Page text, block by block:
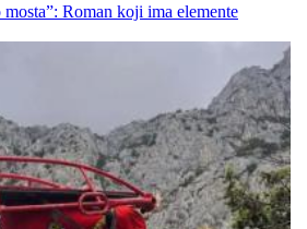
Roman koji ima elemente